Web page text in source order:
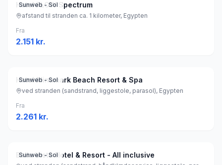
Sunweb - Sol
Hotel FLOW Spectrum
afstand til stranden ca. 1 kilometer, Egypten
Fra
2.151 kr.
Sunweb - Sol
Hotel Minamark Beach Resort & Spa
ved stranden (sandstrand, liggestole, parasol), Egypten
Fra
2.261 kr.
Sunweb - Sol
Bella Vista Hotel & Resort - All inclusive